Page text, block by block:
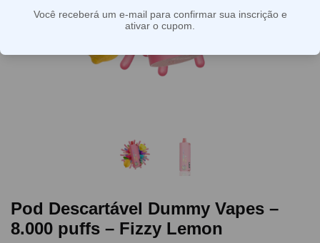
Pod Descartável Dummy Vapes –
8.000 puffs – Fizzy Lemon
Você receberá um e-mail para confirmar sua inscrição e
ativar o cupom.